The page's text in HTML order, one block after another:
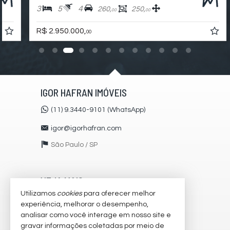
Solarium
Pìscina Térmica
Entrada para Banhistas
Hall Decorado e Mobiliado
Infra para Veículos Elétricos
Rua Doutor James Ferraz Alvim
São Paulo / SP
5 4 260,00 250,00
R$ 2.950.000,00
IGOR HAFRAN IMÓVEIS
(11) 9.3440-9101 (WhatsApp)
igor@igorhafran.com
São Paulo / SP
VEJA MAIS
receba nosso newsletter
cadastre seu imóvel
Utilizamos cookiespara oferecer melhor
experiência, melhorar o desempenho,
analisar como você interage em nosso site e
gravar informações coletadas por meio de